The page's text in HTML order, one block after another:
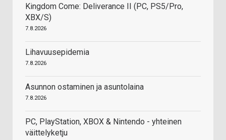
Kingdom Come: Deliverance II (PC, PS5/Pro,
XBX/S)
7.8.2026
Lihavuusepidemia
7.8.2026
Asunnon ostaminen ja asuntolaina
7.8.2026
PC, PlayStation, XBOX & Nintendo - yhteinen
väittelyketju